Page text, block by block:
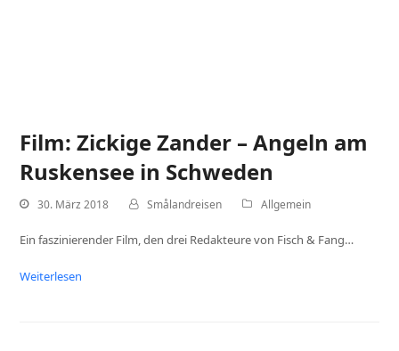
Film: Zickige Zander – Angeln am
Ruskensee in Schweden
30. März 2018 Smålandreisen Allgemein
Ein faszinierender Film, den drei Redakteure von Fisch & Fang…
Weiterlesen